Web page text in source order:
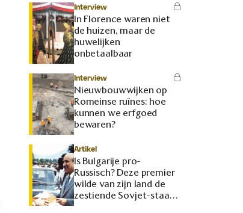
Interview
In Florence waren niet
de huizen, maar de
huwelijken
onbetaalbaar
Interview
Nieuwbouwwijken op
Romeinse ruïnes: hoe
kunnen we erfgoed
bewaren?
Artikel
Is Bulgarije pro-
Russisch? Deze premier
wilde van zijn land de
zestiende Sovjet-staat
maken